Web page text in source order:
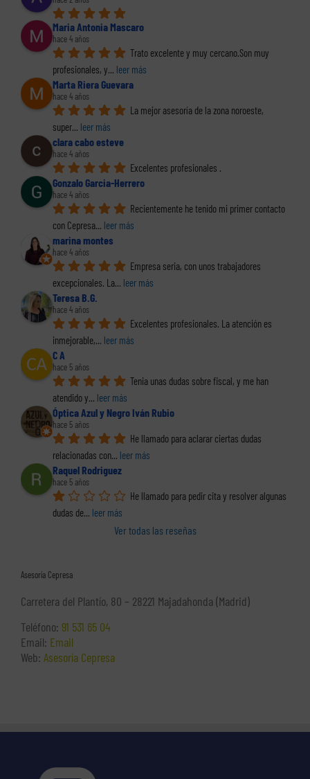
Maria Antonia Mascaro
hace 4 años
Trato excelente y muy cercano.Son muy
profesionales, y... leer más
Marta Riera Guevara
hace 4 años
La mejor asesoría de la zona noroeste,
super... leer más
clara cabo esteve
hace 4 años
Excelentes profesionales .
Gonzalo Garcia-Herrero
hace 4 años
Recientemente he tenido mi primer contacto
con Cepresa... leer más
marina montes
hace 4 años
Empresa seria, con unos trabajadores
excepcionales. La... leer más
Teresa B.G.
hace 4 años
Excelentes profesionales. La atención es
inmejorable,... leer más
C A
hace 5 años
Tenia unas dudas sobre fiscal, y me han
atendido y... leer más
Óptica Azul y Negro Iván Rubio
hace 5 años
He llamado para aclarar ciertas dudas
relacionadas con... leer más
Raquel Rodriguez
hace 5 años
He llamado para pedir cita y resolver algunas
dudas de... leer más
Ver todas las reseñas
Asesoría Cepresa
Carretera del Plantío, 80 – 28221 Majadahonda (Madrid)
Teléfono: 91 531 65 04
Email: Email
Web: Asesoría Cepresa